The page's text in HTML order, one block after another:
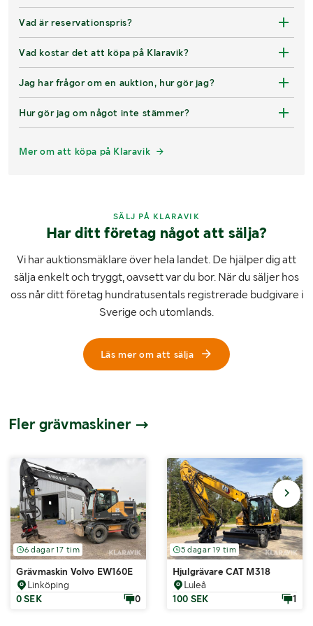
Vad är reservationspris?
Vad kostar det att köpa på Klaravik?
Jag har frågor om en auktion, hur gör jag?
Hur gör jag om något inte stämmer?
Mer om att köpa på Klaravik
SÄLJ PÅ KLARAVIK
Har ditt företag något att sälja?
Vi har auktionsmäklare över hela landet. De hjälper dig att
sälja enkelt och tryggt, oavsett var du bor. När du säljer hos
oss når ditt företag hundratusentals registrerade budgivare i
Sverige och utomlands.
Läs mer om att sälja
Fler grävmaskiner
6 dagar 17 tim
Grävmaskin Volvo EW160E
Linköping
0 SEK
0
5 dagar 19 tim
Hjulgrävare CAT M318
Luleå
100 SEK
1